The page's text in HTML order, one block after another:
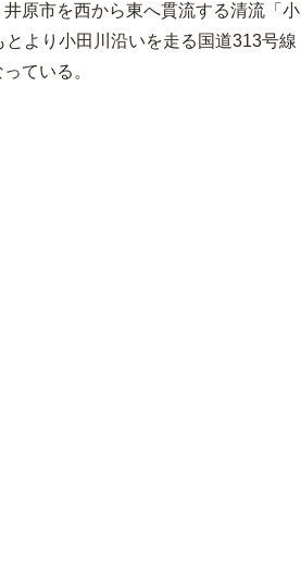
原市を西から東へ貫流する清流「小
より小田川沿いを走る国道313号線
ている。